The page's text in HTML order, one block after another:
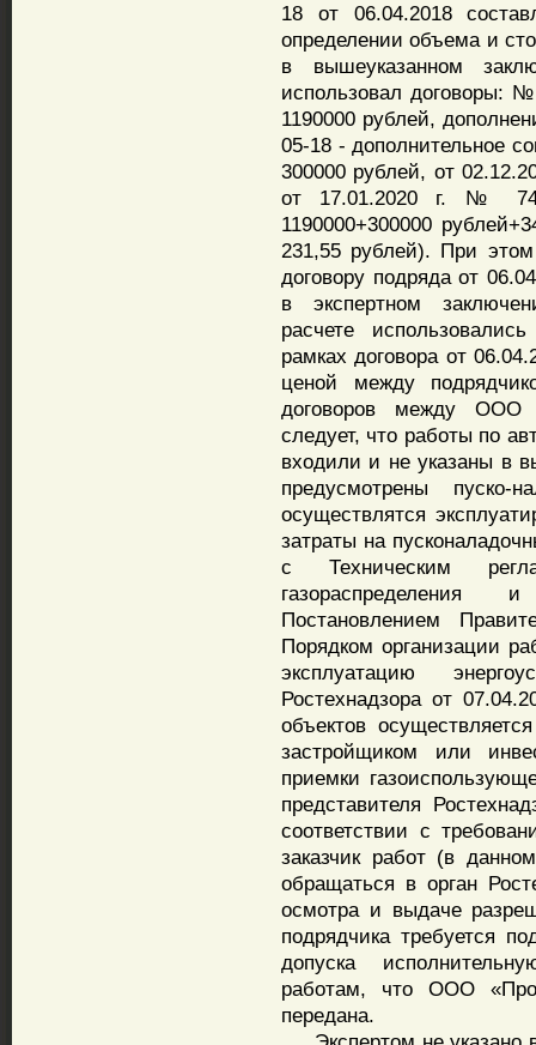
18 от 06.04.2018
определении объема и
в вышеуказанном
использовал договоры:
1190000 рублей,
05-18 - дополнительное
300000 рублей, от
от 17.01.2020 г. № 74
1190000+300000
231,55 рублей). При этом
договору подряда от
в экспертном
расчете
рамках договора от
ценой между
договоров между ООО
следует, что работы по
входили и не указаны в
предусмотрены
осуществлятся
затраты на
с Техническим
газораспределения
Постановлением
Порядком организации
эксплуатацию
Ростехнадзора от
объектов
застройщиком или
приемки
представителя
соответствии с
заказчик работ (в
обращаться в орган
осмотра и выдаче
подрядчика требуется
допуска
работам, что ООО
передана.